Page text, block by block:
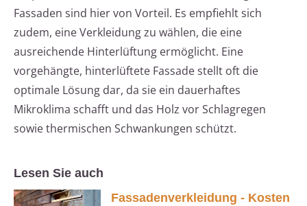
Fassaden sind hier von Vorteil. Es empfiehlt sich
zudem, eine Verkleidung zu wählen, die eine
ausreichende Hinterlüftung ermöglicht. Eine
vorgehängte, hinterlüftete Fassade stellt oft die
optimale Lösung dar, da sie ein dauerhaftes
Mikroklima schafft und das Holz vor Schlagregen
sowie thermischen Schwankungen schützt.
Lesen Sie auch
Fassadenverkleidung - Kosten